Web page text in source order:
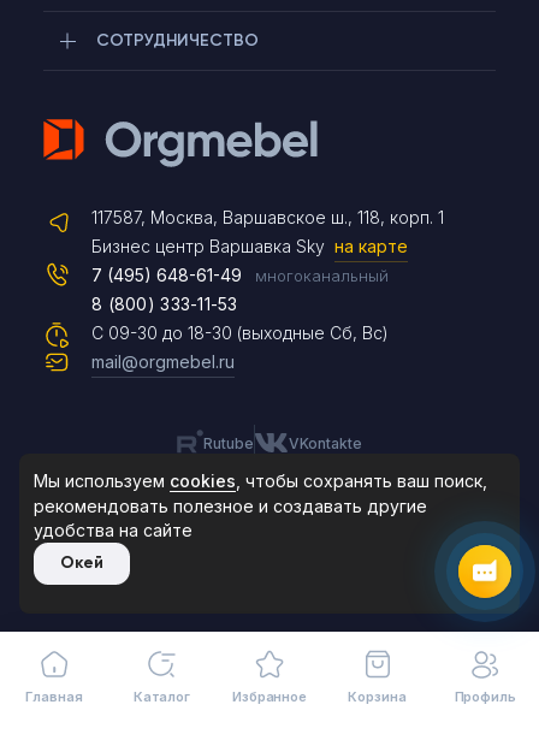
Главная Каталог Избранное Корзина Профиль
СОТРУДНИЧЕСТВО
117587, Москва, Варшавское ш., 118, корп. 1
Бизнес центр Варшавка Sky на карте
С 09-30 до 18-30 (выходные Сб, Вс)
7 (495) 648-61-49 многоканальный
8 (800) 333-11-53
mail@orgmebel.ru
Rutube VKontakte
Продажа офисной мебели.
Все права защищены.
Telegram
Max
Чат на сайте
8 (495) 183-47-87
По будням с 09:30 до 18:30
Мы используем cookies , чтобы сохранять ваш поиск,
рекомендовать полезное и создавать другие
удобства на сайте
Окей